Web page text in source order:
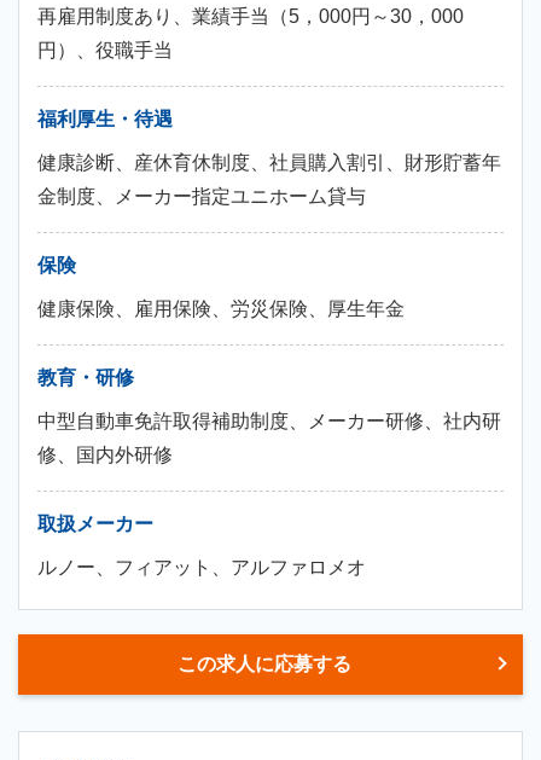
再雇用制度あり、業績手当（5，000円～30，000
円）、役職手当
福利厚生・待遇
健康診断、産休育休制度、社員購入割引、財形貯蓄年
金制度、メーカー指定ユニホーム貸与
保険
健康保険、雇用保険、労災保険、厚生年金
教育・研修
中型自動車免許取得補助制度、メーカー研修、社内研
修、国内外研修
取扱メーカー
ルノー、フィアット、アルファロメオ
この求人に応募する